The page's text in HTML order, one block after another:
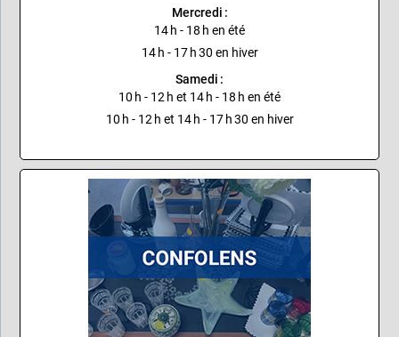
Mercredi :
14 h - 18 h en été
14 h - 17 h 30 en hiver
Samedi :
10 h - 12 h et 14 h - 18 h en été
10 h - 12 h et 14 h - 17 h 30 en hiver